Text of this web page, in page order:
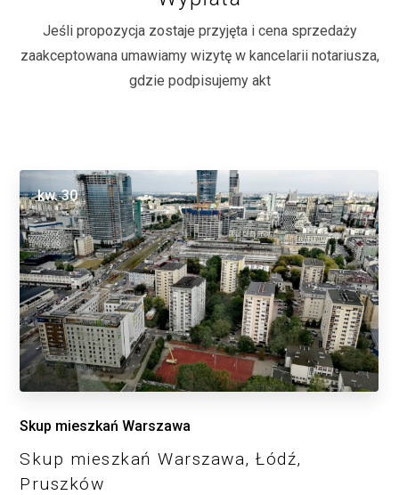
Jeśli propozycja zostaje przyjęta i cena sprzedaży
zaakceptowana umawiamy wizytę w kancelarii notariusza,
gdzie podpisujemy akt
kw. 30
Skup mieszkań Warszawa
Skup mieszkań Warszawa, Łódź,
Pruszków